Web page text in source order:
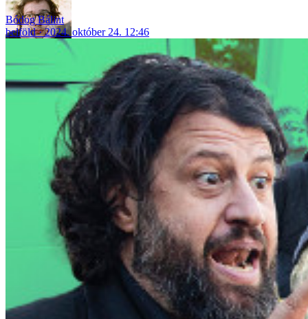
Bódog Bálint
belföld
2024. október 24. 12:46